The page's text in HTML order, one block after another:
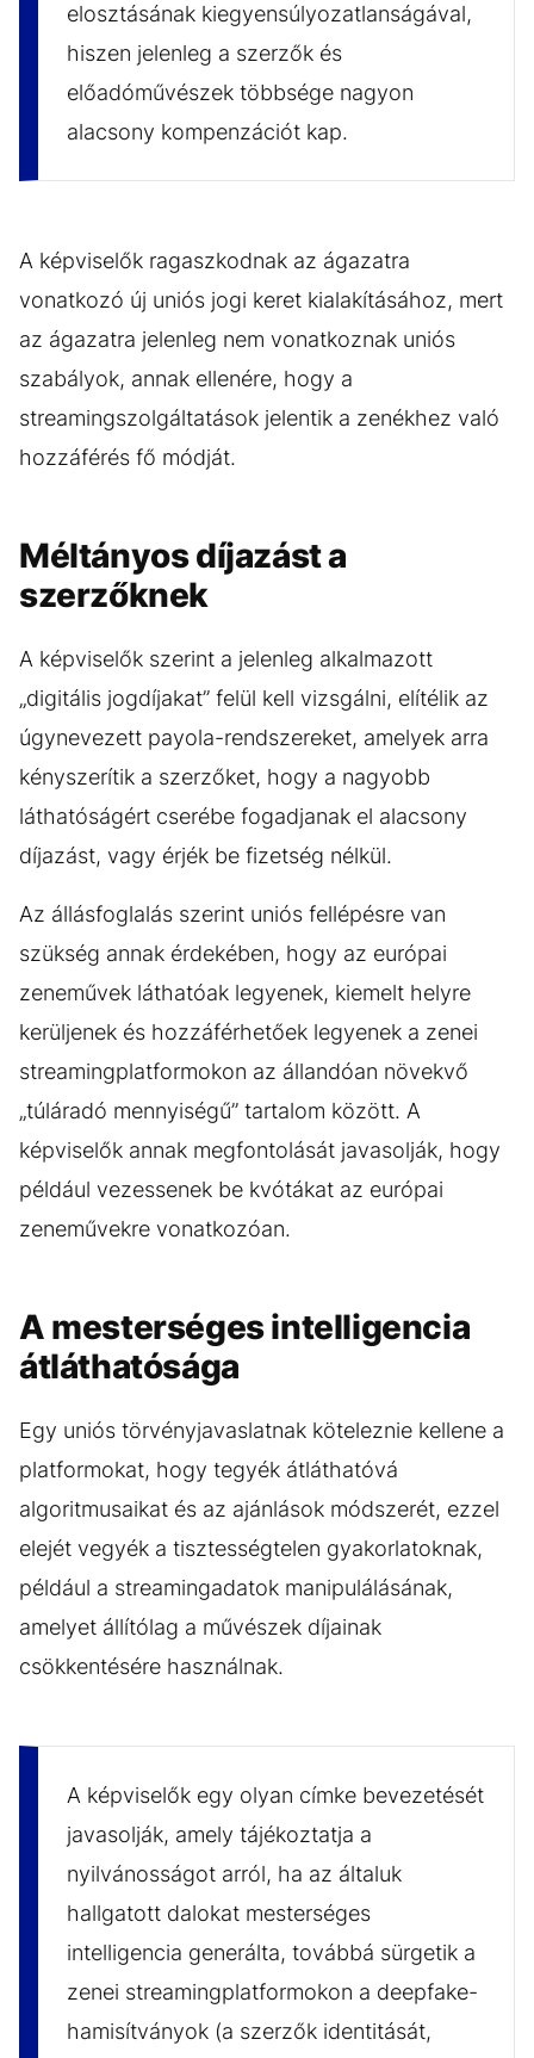
elosztásának kiegyensúlyozatlanságával,
hiszen jelenleg a szerzők és
előadóművészek többsége nagyon
alacsony kompenzációt kap.
A képviselők ragaszkodnak az ágazatra
vonatkozó új uniós jogi keret kialakításához, mert
az ágazatra jelenleg nem vonatkoznak uniós
szabályok, annak ellenére, hogy a
streamingszolgáltatások jelentik a zenékhez való
hozzáférés fő módját.
Méltányos díjazást a
szerzőknek
A képviselők szerint a jelenleg alkalmazott
„digitális jogdíjakat” felül kell vizsgálni, elítélik az
úgynevezett payola-rendszereket, amelyek arra
kényszerítik a szerzőket, hogy a nagyobb
láthatóságért cserébe fogadjanak el alacsony
díjazást, vagy érjék be fizetség nélkül.
Az állásfoglalás szerint uniós fellépésre van
szükség annak érdekében, hogy az európai
zeneművek láthatóak legyenek, kiemelt helyre
kerüljenek és hozzáférhetőek legyenek a zenei
streamingplatformokon az állandóan növekvő
„túláradó mennyiségű” tartalom között. A
képviselők annak megfontolását javasolják, hogy
például vezessenek be kvótákat az európai
zeneművekre vonatkozóan.
A mesterséges intelligencia
átláthatósága
Egy uniós törvényjavaslatnak köteleznie kellene a
platformokat, hogy tegyék átláthatóvá
algoritmusaikat és az ajánlások módszerét, ezzel
elejét vegyék a tisztességtelen gyakorlatoknak,
például a streamingadatok manipulálásának,
amelyet állítólag a művészek díjainak
csökkentésére használnak.
A képviselők egy olyan címke bevezetését
javasolják, amely tájékoztatja a
nyilvánosságot arról, ha az általuk
hallgatott dalokat mesterséges
intelligencia generálta, továbbá sürgetik a
zenei streamingplatformokon a deepfake-
hamisítványok (a szerzők identitását,